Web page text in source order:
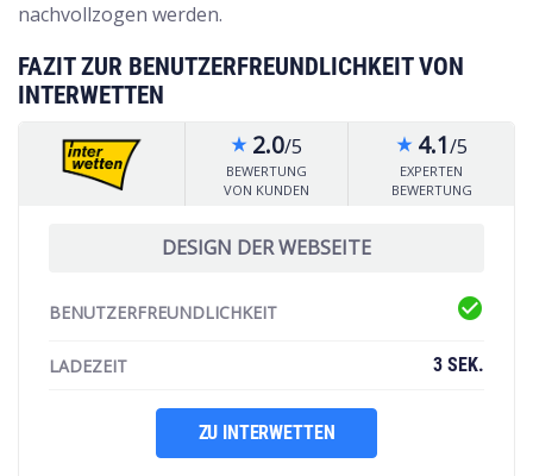
nachvollzogen werden.
FAZIT ZUR BENUTZERFREUNDLICHKEIT VON
INTERWETTEN
star_rate 2.0/5
BEWERTUNG
VON KUNDEN
star_rate 4.1/5
EXPERTEN
BEWERTUNG
DESIGN DER WEBSEITE
BENUTZERFREUNDLICHKEIT check_circle
LADEZEIT 3 SEK.
ZU INTERWETTEN